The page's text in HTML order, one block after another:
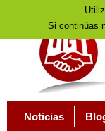
Noticias
Si continúas